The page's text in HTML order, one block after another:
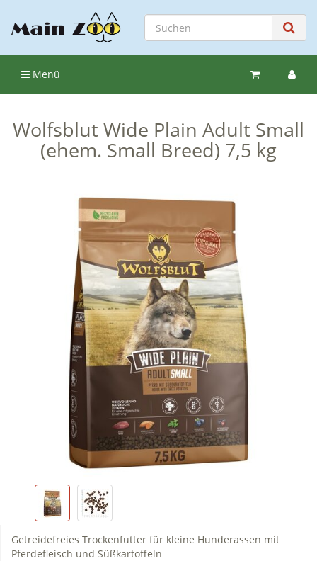
Menü
Wolfsblut Wide Plain Adult Small
(ehem. Small Breed) 7,5 kg
Getreidefreies Trockenfutter für kleine Hunderassen mit
Pferdefleisch und Süßkartoffeln